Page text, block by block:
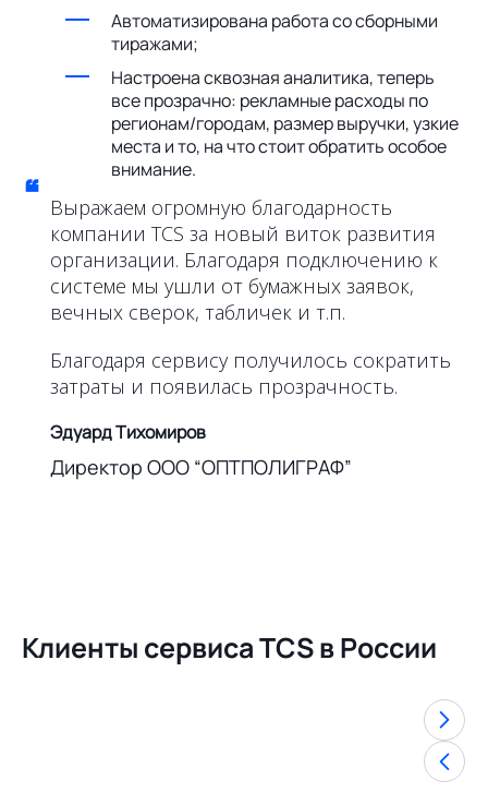
Автоматизирована работа со сборными
тиражами;
Настроена сквозная аналитика, теперь
все прозрачно: рекламные расходы по
регионам/городам, размер выручки, узкие
места и то, на что стоит обратить особое
внимание.
“ Выражаем огромную благодарность
компании TCS за новый виток развития
организации. Благодаря подключению к
системе мы ушли от бумажных заявок,
вечных сверок, табличек и т.п.
Благодаря сервису получилось сократить
затраты и появилась прозрачность.
Эдуард Тихомиров
Директор ООО “ОПТПОЛИГРАФ”
Клиенты сервиса TCS в России